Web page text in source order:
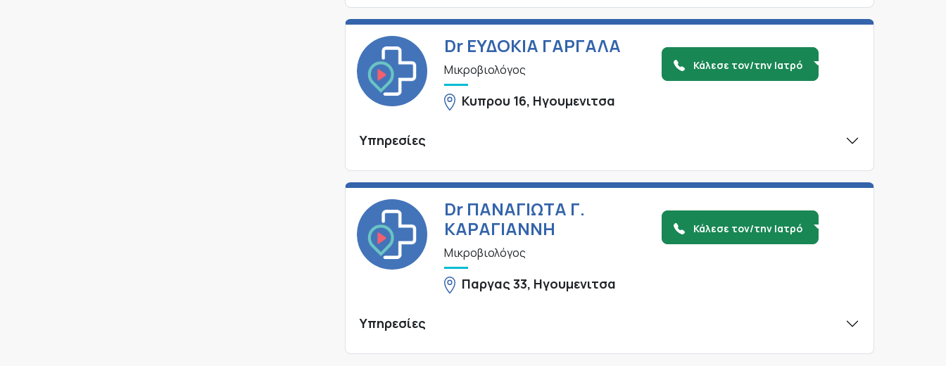
Dr ΕΥΔΟΚΙΑ ΓΑΡΓΑΛΑ
Μικροβιολόγος
Κυπρου 16, Ηγουμενιτσα
Κάλεσε τον/την Ιατρό
Υπηρεσίες
Dr ΠΑΝΑΓΙΩΤΑ Γ.
ΚΑΡΑΓΙΑΝΝΗ
Μικροβιολόγος
Παργας 33, Ηγουμενιτσα
Κάλεσε τον/την Ιατρό
Υπηρεσίες